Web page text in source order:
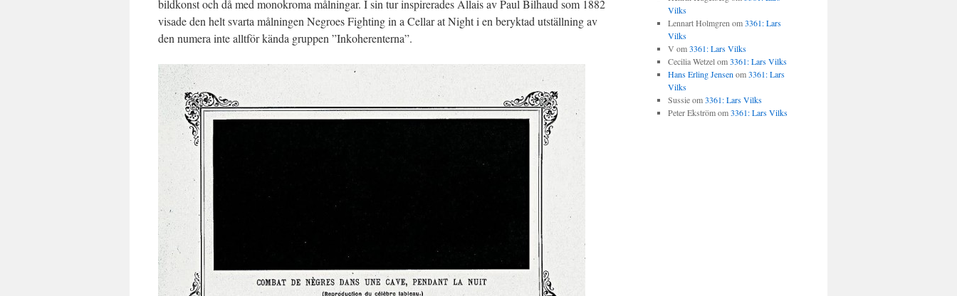
bildkonst och då med monokroma målningar. I sin tur inspirerades Allais av Paul Bilhaud som 1882
visade den helt svarta målningen Negroes Fighting in a Cellar at Night i en beryktad utställning av
den numera inte alltför kända gruppen ”Inkoherenterna”.
Vilks
Lennart Holmgren om3361: Lars
Vilks
V om3361: Lars Vilks
Cecilia Wetzelom3361: Lars Vilks
Hans Erling Jensen om3361: Lars
Vilks
Sussieom3361: Lars Vilks
Peter Ekströmom3361: Lars Vilks